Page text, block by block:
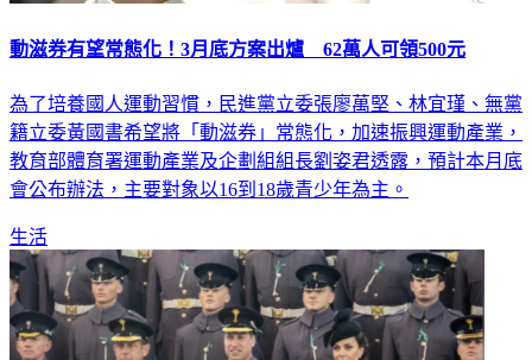
動滋券有望常態化！3月底方案出爐 62萬人可領500元
為了培養國人運動習慣，民進黨立委張廖萬堅、林宜瑾、無黨
籍立委黃國書希望將「動滋券」常態化，加速振興運動產業，
教育部體育署運動產業及企劃組組長劉姿君透露，預計本月底
會公布辦法，主要對象以16到18歲青少年為主。
生活